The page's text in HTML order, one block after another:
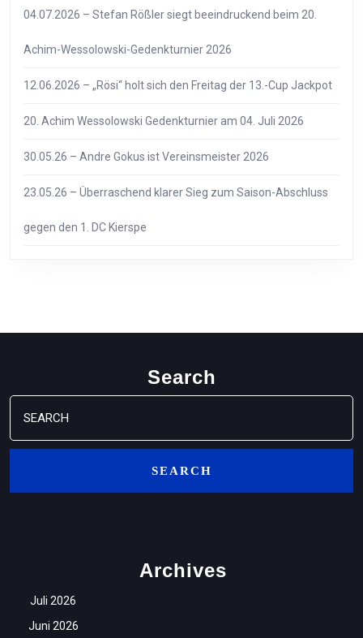
04.07.2026 – Stefan Rößler siegt beeindruckend beim 20.
Achim-Wessolowski-Gedenkturnier 2026
12.06.2026 – „Rösi“ holt sich den Freitag der 13.-Cup Jackpot
20. Achim Wessolowski Gedenkturnier am 04. Juli 2026
30.05.26 – Andre Gokus ist Vereinsmeister 2026
23.05.26 – Überraschend klarer Sieg zum Saison-Abschluss
gegen den 1. DC Kierspe
Search
Search
for:
Archives
Juli 2026
Juni 2026